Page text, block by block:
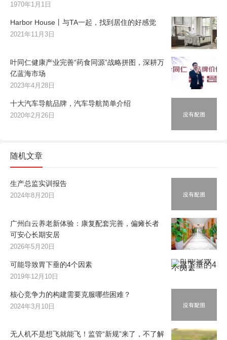
1970年1月1日
Harbor House丨与TA一起，找到居住的好感觉
2021年11月3日
叶同仁健康产业完善“药食同源”战略拼图，深耕万
亿蓝海市场
2023年4月28日
十大汽车导航品牌，汽车导航简单介绍
2020年2月26日
随机文章
生产总监实训报告
2024年8月20日
广州白云养老新体验：康复配套完善，偏瘫长者
可安心长期安居
2026年5月20日
可能导致胃下垂的4个因素
2019年12月10日
核心竞争力的构建需要克服哪些困难？
2024年3月10日
无人机不是想飞就能飞！监管“新规”来了，不了解